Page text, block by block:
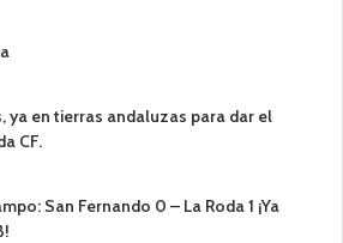
en tierras andaluzas para dar el
CF.
San Fernando 0 – La Roda 1 ¡Ya